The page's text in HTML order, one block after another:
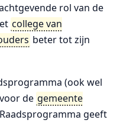
rol van de
college van
beter tot zijn
(ook wel
de gemeente
geeft